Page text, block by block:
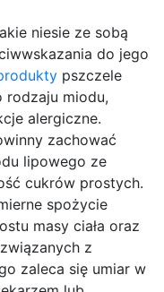
niesie ze sobą
do jego
pszczele
rodzaju miodu,
alergiczne.
zachować
lipowego ze
cukrów prostych.
spożycie
masy ciała oraz
z
zaleca się umiar w